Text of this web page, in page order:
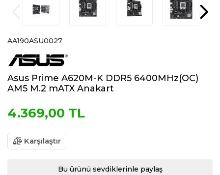
AA190ASU0027
Asus Prime A620M-K DDR5 6400MHz(OC)
AM5 M.2 mATX Anakart
4.369,00 TL
Karşılaştır
Bu ürünü sevdiklerinle paylaş